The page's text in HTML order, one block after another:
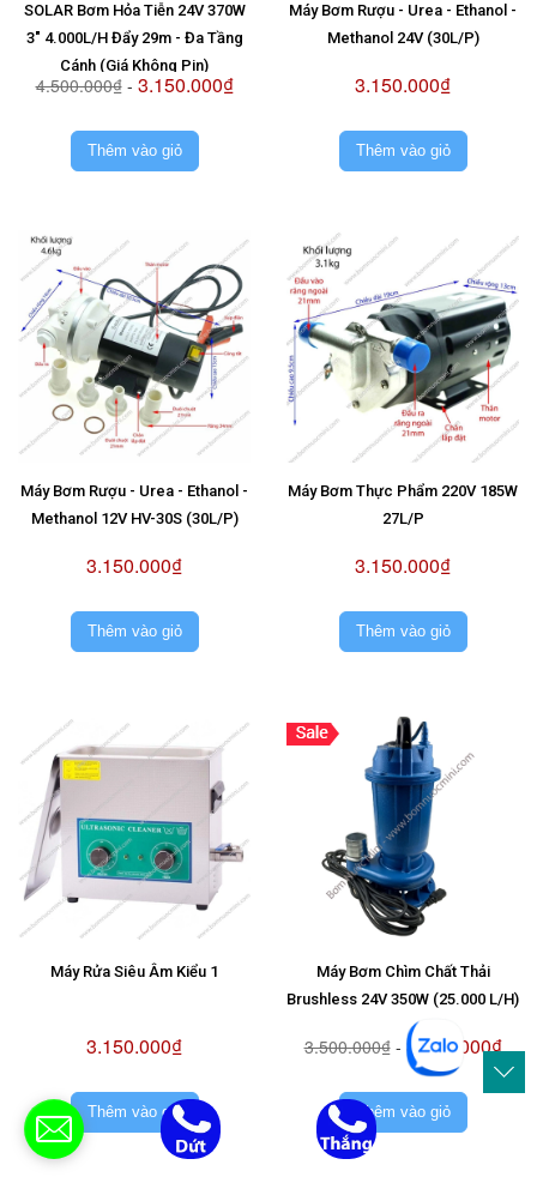
SOLAR Bơm Hỏa Tiễn 24V 370W
3" 4.000L/H Đẩy 29m - Đa Tầng
Cánh (Giá Không Pin)
4.500.000₫- 3.150.000₫
Thêm vào giỏ
Máy Bơm Rượu - Urea - Ethanol -
Methanol 24V (30L/P)
3.150.000₫
Thêm vào giỏ
Máy Bơm Rượu - Urea - Ethanol -
Methanol 12V HV-30S (30L/P)
3.150.000₫
Thêm vào giỏ
Máy Bơm Thực Phẩm 220V 185W
27L/P
3.150.000₫
Thêm vào giỏ
Máy Rửa Siêu Âm Kiểu 1
3.150.000₫
Thêm vào giỏ
Máy Bơm Chìm Chất Thải
Brushless 24V 350W (25.000 L/H)
3.500.000₫- 3.150.000₫
Thêm vào giỏ